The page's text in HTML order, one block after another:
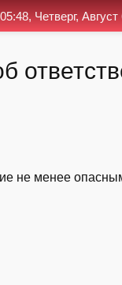
не менее
05:48, Четверг,